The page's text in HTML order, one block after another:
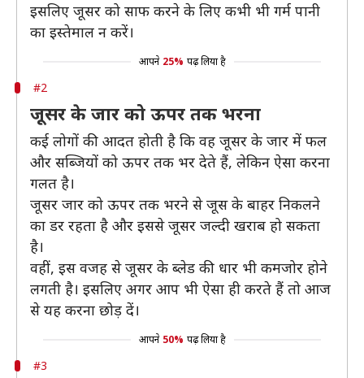
इसलिए जूसर को साफ करने के लिए कभी भी गर्म पानी
का इस्तेमाल न करें।
आपने 25% पढ़ लिया है
#2
जूसर के जार को ऊपर तक भरना
कई लोगों की आदत होती है कि वह जूसर के जार में फल
और सब्जियों को ऊपर तक भर देते हैं, लेकिन ऐसा करना
गलत है।
जूसर जार को ऊपर तक भरने से जूस के बाहर निकलने
का डर रहता है और इससे जूसर जल्दी खराब हो सकता
है।
वहीं, इस वजह से जूसर के ब्लेड की धार भी कमजोर होने
लगती है। इसलिए अगर आप भी ऐसा ही करते हैं तो आज
से यह करना छोड़ दें।
आपने 50% पढ़ लिया है
#3